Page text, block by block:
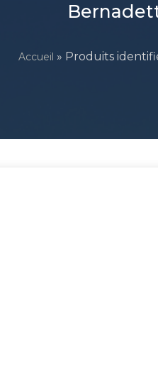
Accueil » Produits